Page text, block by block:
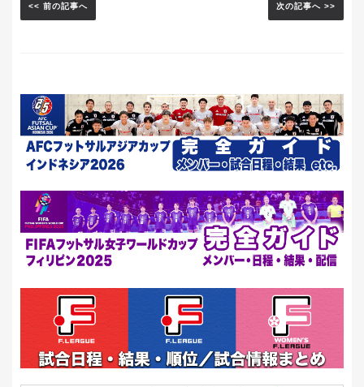
<< 前の記事へ 次の記事へ >>